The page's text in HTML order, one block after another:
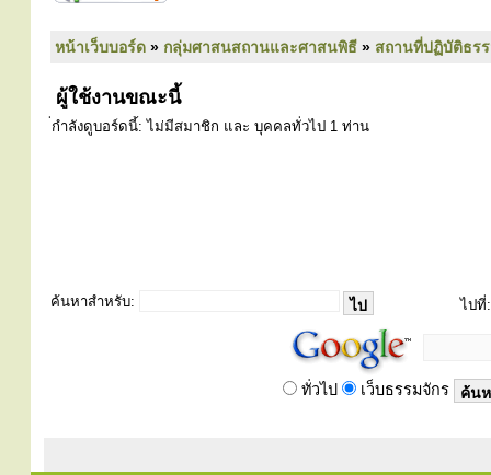
หน้าเว็บบอร์ด » กลุ่มศาสนสถานและศาสนพิธี » สถานที่ปฏิบัติธร
ผู้ใช้งานขณะนี้
่กำลังดูบอร์ดนี้: ไม่มีสมาชิก และ บุคคลทั่วไป 1 ท่าน
ค้นหาสำหรับ: ไปที่:
ทั่วไป เว็บธรรมจักร